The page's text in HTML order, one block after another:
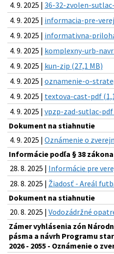
4. 9. 2025 | 36-32-zvolen-
4. 9. 2025 | informacia-pre-
4. 9. 2025 | informativna-
4. 9. 2025 | komplexny-urb-
4. 9. 2025 | kun-zip (27,1 MB)
4. 9. 2025 | oznamenie-o-
4. 9. 2025 | textova-cast-pdf
4. 9. 2025 | vpzp-zad-sutlac-pdf
Dokument na stiahnutie
4. 9. 2025 | Oznámenie o
Informácie podľa § 38
28. 8. 2025 | Informácie pre
28. 8. 2025 | Žiadosť - Areál
Dokument na stiahnutie
20. 8. 2025 | Vodozádržné
Zámer vyhlásenia zón
pásma a návrh Programu
2026 - 2055 - Oznámenie o